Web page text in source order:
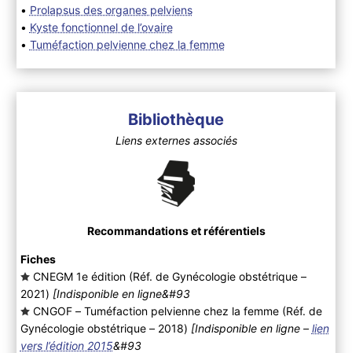
• Prolapsus des organes pelviens
• Kyste fonctionnel de l’ovaire
• Tuméfaction pelvienne chez la femme
Bibliothèque
Liens externes associés
Recommandations et référentiels
Fiches
CNEGM 1e édition (Réf. de Gynécologie obstétrique –
2021) [Indisponible en ligne&#93
CNGOF – Tuméfaction pelvienne chez la femme (Réf. de
Gynécologie obstétrique – 2018) [Indisponible en ligne – lien
vers l’édition 2015&#93